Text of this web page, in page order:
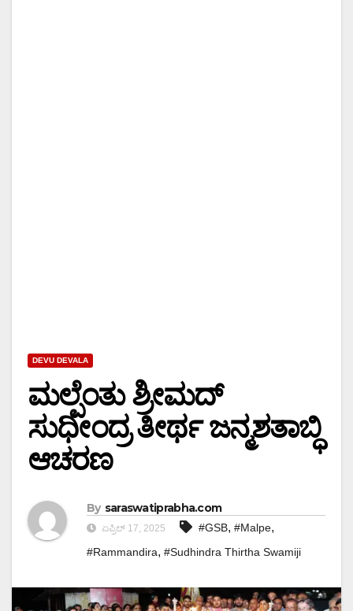
DEVU DEVALA
ಮಲ್ಪೆಂತು ಶ್ರೀಮದ್
ಸುಧೀಂದ್ರ ತೀರ್ಥ ಜನ್ಮಶತಾಬ್ಧಿ
ಆಚರಣ
By saraswatiprabha.com
ಏಪ್ರಿಲ್ 17, 2025 #GSB, #Malpe,
#Rammandira, #Sudhindra Thirtha Swamiji